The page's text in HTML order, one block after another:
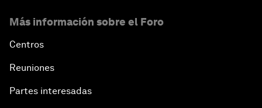
Más información sobre el Foro
Centros
Reuniones
Partes interesadas